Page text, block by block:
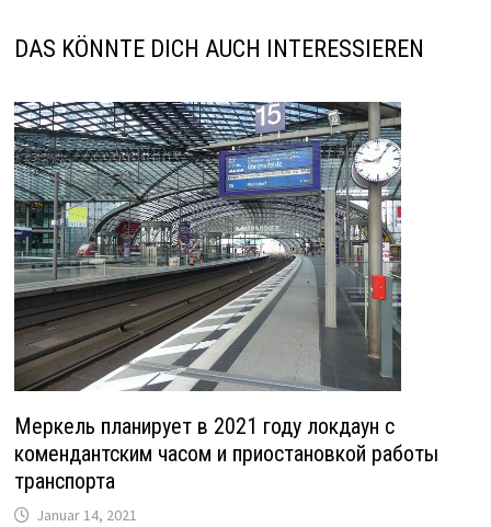
DAS KÖNNTE DICH AUCH INTERESSIEREN
Меркель планирует в 2021 году локдаун с
комендантским часом и приостановкой работы
транспорта
Januar 14, 2021